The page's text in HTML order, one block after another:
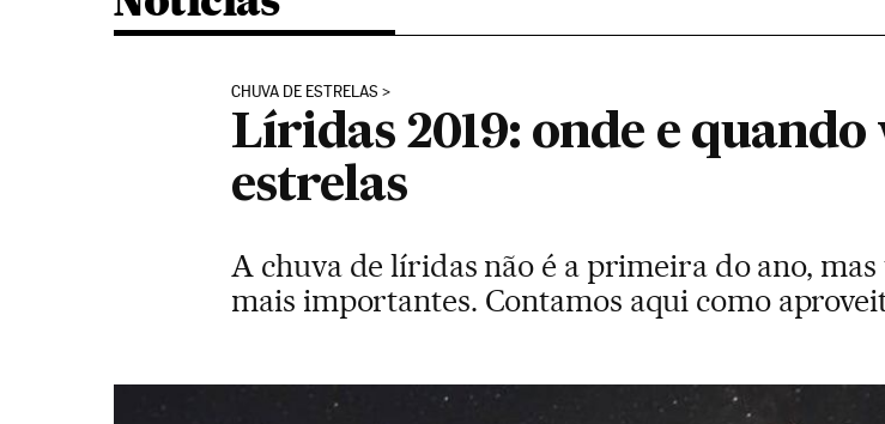
CHUVA DE ESTRELAS
Líridas 2019: onde e quando
estrelas
A chuva de líridas não é a primeira do ano,
mais importantes. Contamos aqui como